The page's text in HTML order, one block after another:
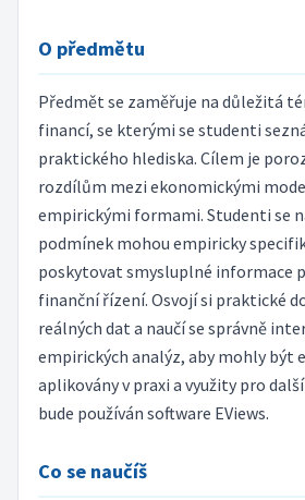
O předmětu
Předmět se zaměřuje na důležitá
financí, se kterými se studenti
praktického hlediska. Cílem je
rozdílům mezi ekonomickými
empirickými formami. Studenti se
podmínek mohou empiricky
poskytovat smysluplné informace
finanční řízení. Osvojí si praktické
reálných dat a naučí se správně
empirických analýz, aby mohly být
aplikovány v praxi a využity pro
bude používán software EViews.
Co se naučíš